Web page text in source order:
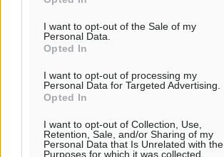
I want to opt-out of the Sale of my
Personal Data.
Opted In
I want to opt-out of processing my
Personal Data for Targeted Advertising.
Opted In
I want to opt-out of Collection, Use,
Retention, Sale, and/or Sharing of my
Personal Data that Is Unrelated with the
Purposes for which it was collected.